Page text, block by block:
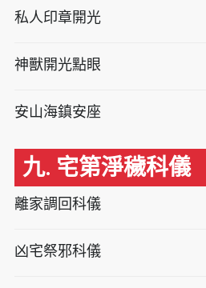
私人印章開光
神獸開光點眼
安山海鎮安座
九. 宅第淨穢科儀
離家調回科儀
凶宅祭邪科儀